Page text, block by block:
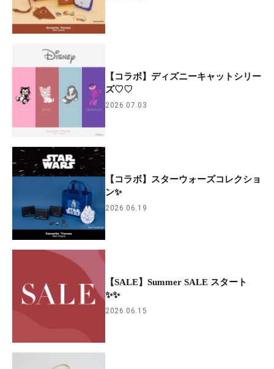
【コラボ】ディズニーキャットシリー
ズ♡♡
2026.07.03
【コラボ】スターウォーズコレクショ
ン✨
2026.06.19
【SALE】Summer SALE スタート
✨✨
2026.06.15